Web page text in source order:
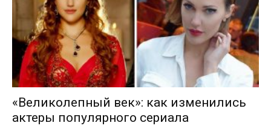
«Великолепный век»: как изменились
актеры популярного сериала